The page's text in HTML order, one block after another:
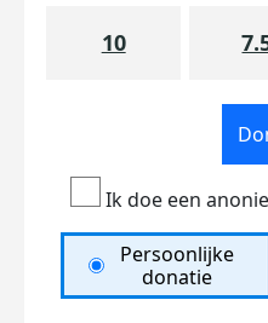
10
Ik doe een
Persoonlijke
donatie